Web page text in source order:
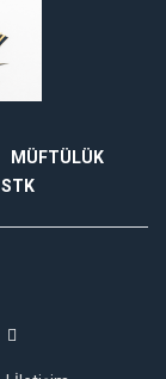
MÜFTÜLÜK
STK